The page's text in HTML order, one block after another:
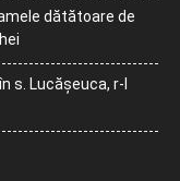
dătătoare de
s. Lucășeuca, r-l